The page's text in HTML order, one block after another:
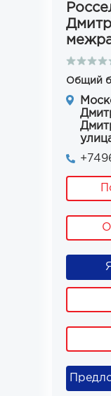
Общий